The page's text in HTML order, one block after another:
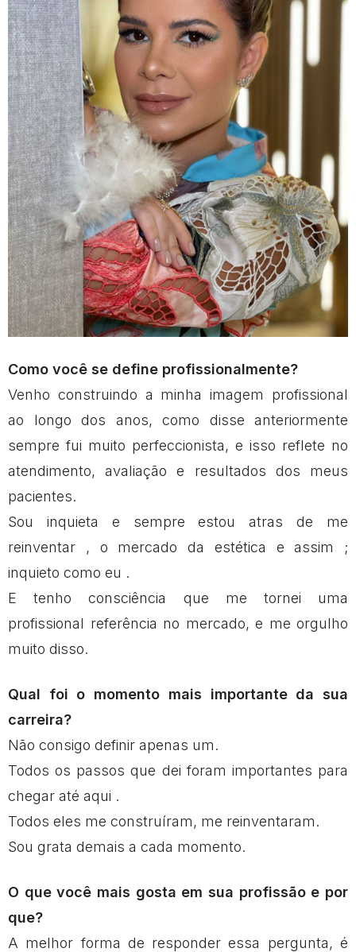
Como você se define profissionalmente?
Venho construindo a minha imagem profissional
ao longo dos anos, como disse anteriormente
sempre fui muito perfeccionista, e isso reflete no
atendimento, avaliação e resultados dos meus
pacientes.
Sou inquieta e sempre estou atras de me
reinventar , o mercado da estética e assim ;
inquieto como eu .
E tenho consciência que me tornei uma
profissional referência no mercado, e me orgulho
muito disso.
Qual foi o momento mais importante da sua
carreira?
Não consigo definir apenas um.
Todos os passos que dei foram importantes para
chegar até aqui .
Todos eles me construíram, me reinventaram.
Sou grata demais a cada momento.
O que você mais gosta em sua profissão e por
que?
A melhor forma de responder essa pergunta, é